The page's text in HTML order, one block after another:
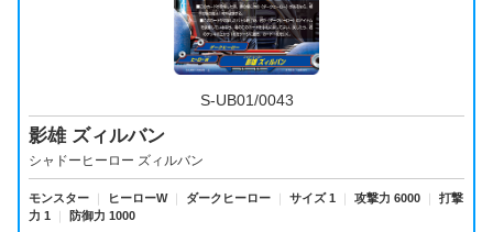
S-UB01/0043
影雄 ズィルバン
シャドーヒーロー ズィルバン
モンスター ｜ ヒーローW ｜ ダークヒーロー ｜ サイズ 1 ｜ 攻撃力 6000 ｜
打撃
力 1
｜ 防御力 1000